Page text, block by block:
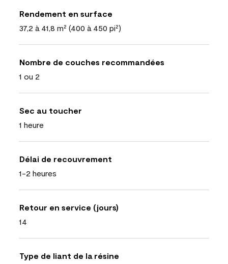
Rendement en surface
37,2 à 41,8 m² (400 à 450 pi²)
Nombre de couches recommandées
1 ou 2
Sec au toucher
1 heure
Délai de recouvrement
1-2 heures
Retour en service (jours)
14
Type de liant de la résine